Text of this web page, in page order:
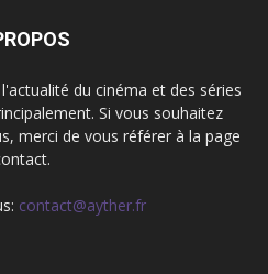
du cinéma et des séries
Si vous souhaitez
merci de vous référer à la page
contact@ayther.fr